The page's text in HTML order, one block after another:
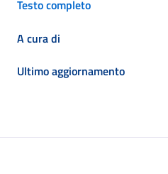
Testo completo
A cura di
Ultimo aggiornamento